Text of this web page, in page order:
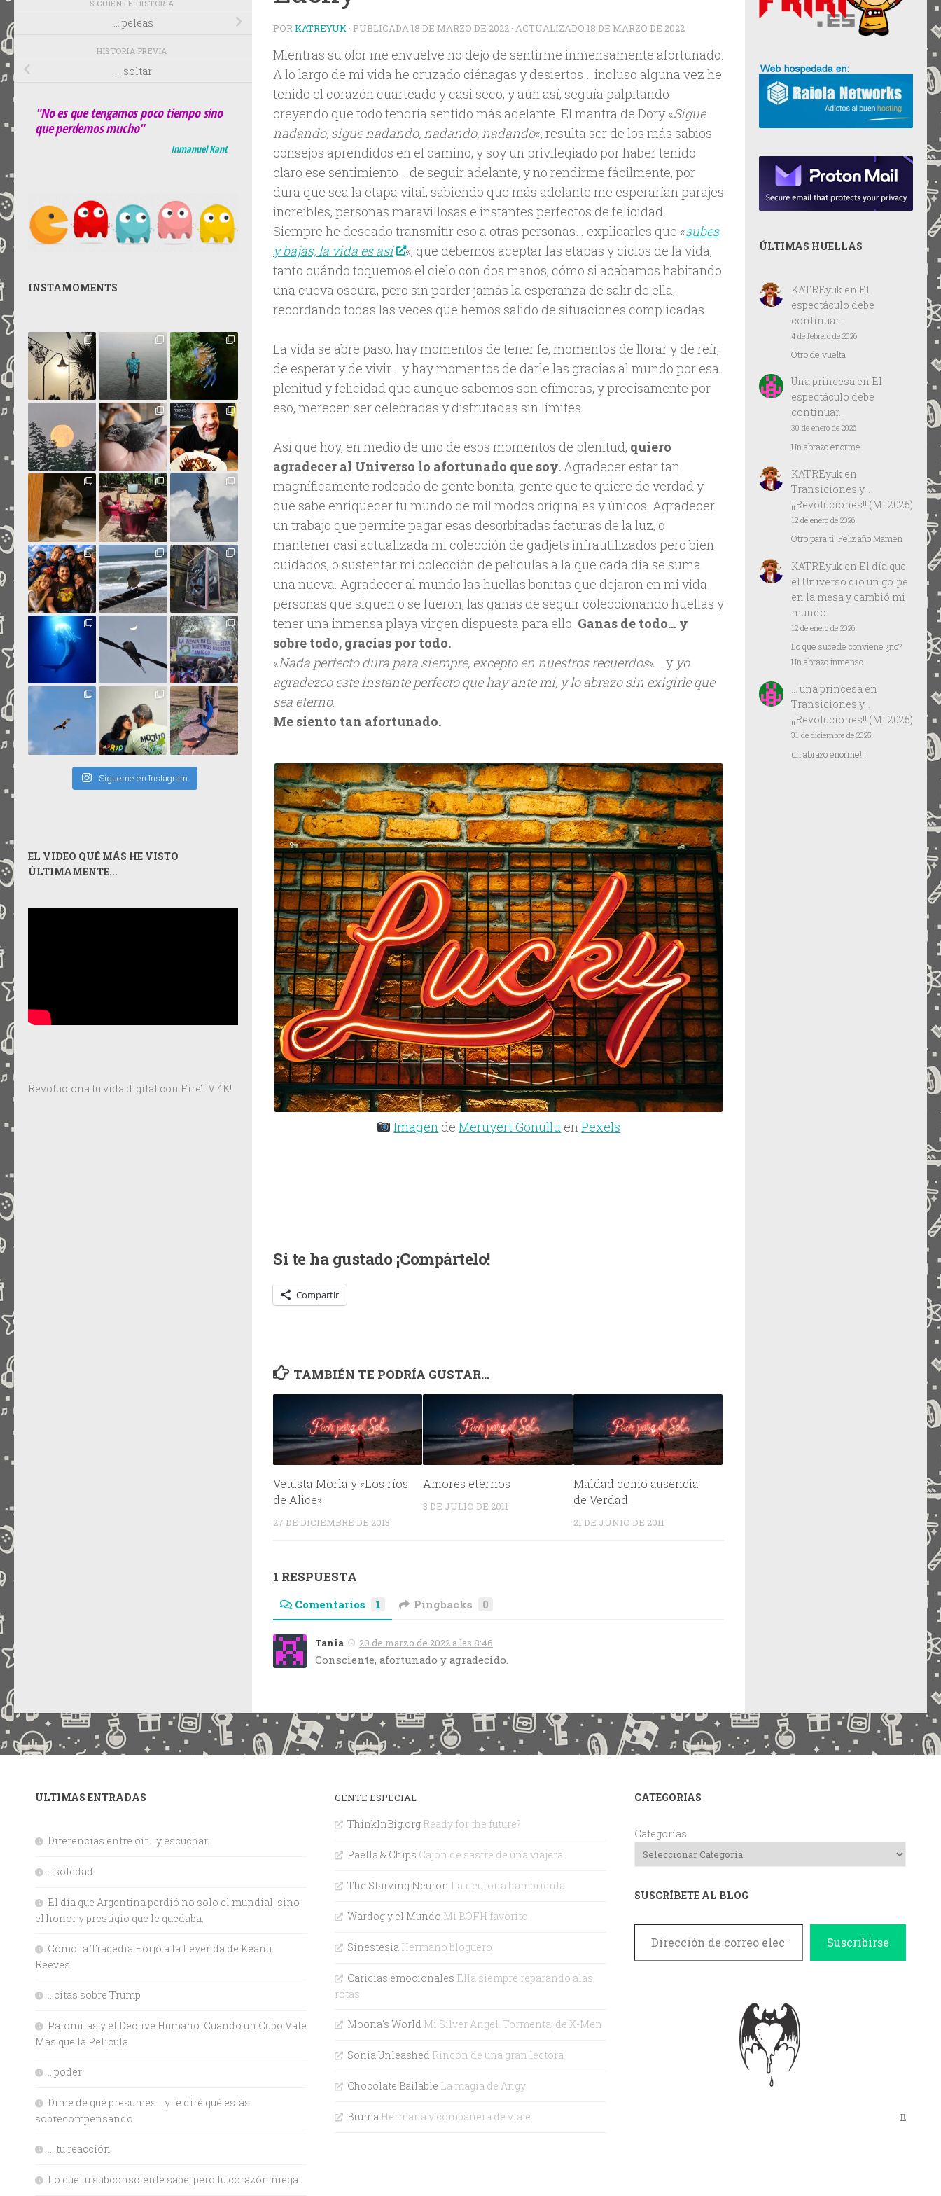
POR KATREYUK · PUBLICADA 18 DE MARZO DE 2022 · ACTUALIZADO 18 DE MARZO DE 2022
Mientras su olor me envuelve no dejo de sentirme inmensamente afortunado.
A lo largo de mi vida he cruzado ciénagas y desiertos… incluso alguna vez he
tenido el corazón cuarteado y casi seco, y aún así, seguía palpitando
creyendo que todo tendría sentido más adelante. El mantra de Dory «Sigue
nadando, sigue nadando, nadando, nadando«, resulta ser de los más sabios
consejos aprendidos en el camino, y soy un privilegiado por haber tenido
claro ese sentimiento… de seguir adelante, y no rendirme fácilmente, por
dura que sea la etapa vital, sabiendo que más adelante me esperarían parajes
increíbles, personas maravillosas e instantes perfectos de felicidad.
Siempre he deseado transmitir eso a otras personas… explicarles que «subes
y bajas, la vida es así
«, que debemos aceptar las etapas y ciclos de la vida,
tanto cuándo toquemos el cielo con dos manos, cómo si acabamos habitando
una cueva oscura, pero sin perder jamás la esperanza de salir de ella,
recordando todas las veces que hemos salido de situaciones complicadas.
La vida se abre paso, hay momentos de tener fe, momentos de llorar y de reír,
de esperar y de vivir… y hay momentos de darle las gracias al mundo por esa
plenitud y felicidad que aunque sabemos son efímeras, y precisamente por
eso, merecen ser celebradas y disfrutadas sin límites.
Así que hoy, en medio de uno de esos momentos de plenitud, quiero
agradecer al Universo lo afortunado que soy. Agradecer estar tan
magníficamente rodeado de gente bonita, gente que te quiere de verdad y
que sabe enriquecer tu mundo de mil modos originales y únicos. Agradecer
un trabajo que permite pagar esas desorbitadas facturas de la luz, o
mantener casi actualizada mi colección de gadjets infrautilizados pero bien
cuidados, o sustentar mi colección de películas a la que cada día se suma
una nueva. Agradecer al mundo las huellas bonitas que dejaron en mi vida
personas que siguen o se fueron, las ganas de seguir coleccionando huellas y
tener una inmensa playa virgen dispuesta para ello. Ganas de todo… y
sobre todo, gracias por todo.
«Nada perfecto dura para siempre, excepto en nuestros recuerdos«… y yo
agradezco este instante perfecto que hay ante mi, y lo abrazo sin exigirle que
sea eterno.
Me siento tan afortunado.
Imagen deMeruyert Gonullu enPexels
Si te ha gustado ¡Compártelo!
Compartir
TAMBIÉN TE PODRÍA GUSTAR...
Vetusta Morla y «Los ríos
de Alice»
27 DE DICIEMBRE DE 2013
Amores eternos
3 DE JULIO DE 2011
Maldad como ausencia
de Verdad
21 DE JUNIO DE 2011
1 RESPUESTA
Comentarios 1 Pingbacks 0
Tania 20 de marzo de 2022 a las 8:46
Consciente, afortunado y agradecido.
SIGUIENTE HISTORIA
… peleas
HISTORIA PREVIA
… soltar
"No es que tengamos poco tiempo sino
que perdemos mucho"
Inmanuel Kant
INSTAMOMENTS
Sígueme en Instagram
EL VIDEO QUÉ MÁS HE VISTO
ÚLTIMAMENTE...
Revoluciona tu vida digital con FireTV 4K!
ÚLTIMAS HUELLAS
KATREyuk en El
espectáculo debe
continuar…
4 de febrero de 2026
Otro de vuelta
Una princesaen El
espectáculo debe
continuar…
30 de enero de 2026
Un abrazo enorme
KATREyuken
Transiciones y…
¡¡Revoluciones!! (Mi 2025)
12 de enero de 2026
Otro para ti. Feliz año Mamen
KATREyuk en El día que
el Universo dio un golpe
en la mesa y cambió mi
mundo.
12 de enero de 2026
Lo que sucede conviene ¿no?
Un abrazo inmenso
… una princesaen
Transiciones y…
¡¡Revoluciones!! (Mi 2025)
31 de diciembre de 2025
un abrazo enorme!!!
ULTIMAS ENTRADAS
Diferencias entre oír… y escuchar.
…soledad
El día que Argentina perdió no solo el mundial, sino
el honor y prestigio que le quedaba.
Cómo la Tragedia Forjó a la Leyenda de Keanu
Reeves
…citas sobre Trump
Palomitas y el Declive Humano: Cuando un Cubo Vale
Más que la Película
…poder
Dime de qué presumes… y te diré qué estás
sobrecompensando
… tu reacción
Lo que tu subconsciente sabe, pero tu corazón niega.
GENTE ESPECIAL
ThinkInBig.orgReady for the future?
Paella & Chips Cajón de sastre de una viajera
The Starving Neuron La neurona hambrienta
Wardog y el Mundo Mi BOFH favorito
Sinestesia Hermano bloguero
Caricias emocionales Ella siempre reparando alas
rotas
Moona's World Mi Silver Angel. Tormenta, de X-Men
Sonia Unleashed Rincón de una gran lectora
Chocolate Bailable La magia de Angy
Bruma Hermana y compañera de viaje
CATEGORIAS
Categorías
SUSCRÍBETE AL BLOG
Dirección de correo electrónico
Suscribirse
π